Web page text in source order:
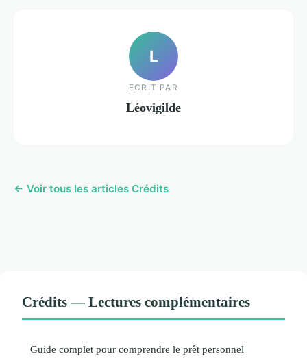
L
ECRIT PAR
Léovigilde
← Voir tous les articles Crédits
Crédits — Lectures complémentaires
Guide complet pour comprendre le prêt personnel